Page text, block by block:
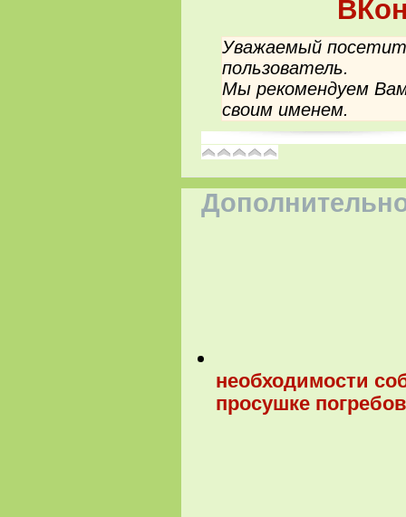
Уважаемый
пользователь.
Мы рекомендуем
своим именем.
необходимости
просушке погребов